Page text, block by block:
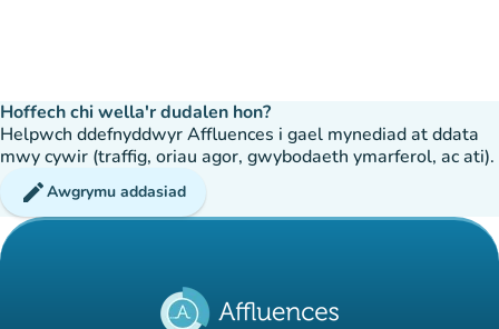
Hoffech chi wella'r dudalen hon?
Helpwch ddefnyddwyr Affluences i gael mynediad at ddata
mwy cywir (traffig, oriau agor, gwybodaeth ymarferol, ac ati).
editAwgrymu addasiad